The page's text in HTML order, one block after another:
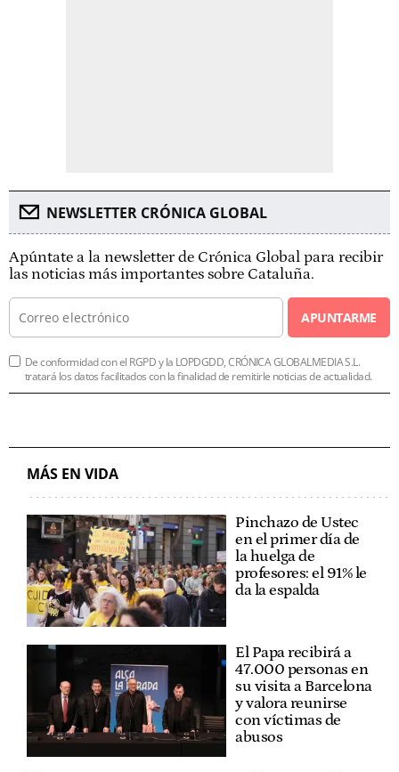
NEWSLETTER CRÓNICA GLOBAL
Apúntate a la newsletter de Crónica Global para recibir
las noticias más importantes sobre Cataluña.
APUNTARME
De conformidad con el RGPD y la LOPDGDD, CRÓNICA GLOBALMEDIA S.L.
tratará los datos facilitados con la finalidad de remitirle noticias de actualidad.
MÁS EN VIDA
Pinchazo de Ustec
en el primer día de
la huelga de
profesores: el 91% le
da la espalda
El Papa recibirá a
47.000 personas en
su visita a Barcelona
y valora reunirse
con víctimas de
abusos